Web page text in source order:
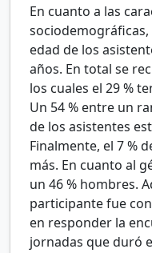
En cuanto a las
edad de los
años. En total se
los cuales el 29%
Un 54% entre un
de los asistentes
Finalmente, el 7%
más. En cuanto al
un 46% hombres.
participante fue
en responder la
jornadas que duró